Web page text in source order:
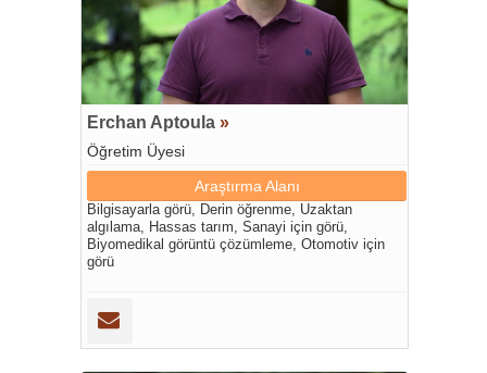
Erchan Aptoula »
Öğretim Üyesi
Araştırma Alanı
Bilgisayarla görü, Derin öğrenme, Uzaktan
algılama, Hassas tarım, Sanayi için görü,
Biyomedikal görüntü çözümleme, Otomotiv için
görü